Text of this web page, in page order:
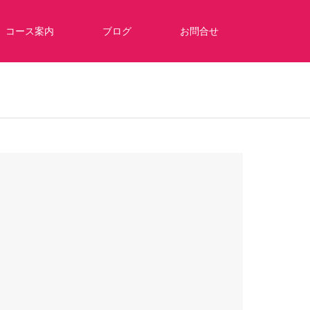
コース案内 ブログ お問合せ